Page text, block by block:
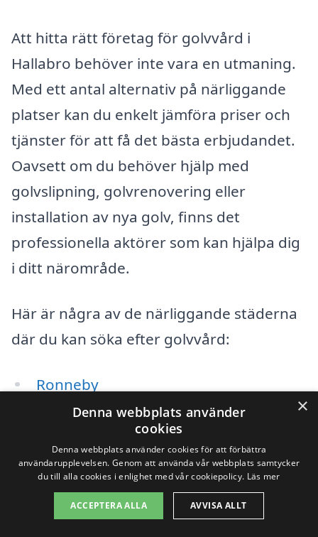
Att hitta rätt företag för golvvård i
Hallabro behöver inte vara en utmaning.
Med ett antal alternativ på närliggande
platser kan du enkelt jämföra priser och
tjänster för att få det bästa erbjudandet.
Oavsett om du behöver hjälp med
golvslipning, golvrenovering eller
installation av nya golv, finns det
professionella aktörer som kan hjälpa dig
i ditt närområde.
Här är några av de närliggande städerna
där du kan söka efter golvvård:
Ronneby
Karlskrona
Olofström
Kallinge
Bräkne-Hoby
×
Denna webbplats använder
cookies
Denna webbplats använder cookies för att förbättra
användarupplevelsen. Genom att använda vår webbplats samtycker
du till alla cookies i enlighet med vår cookiepolicy. Läs mer
ACCEPTERA ALLA AVVISA ALLT